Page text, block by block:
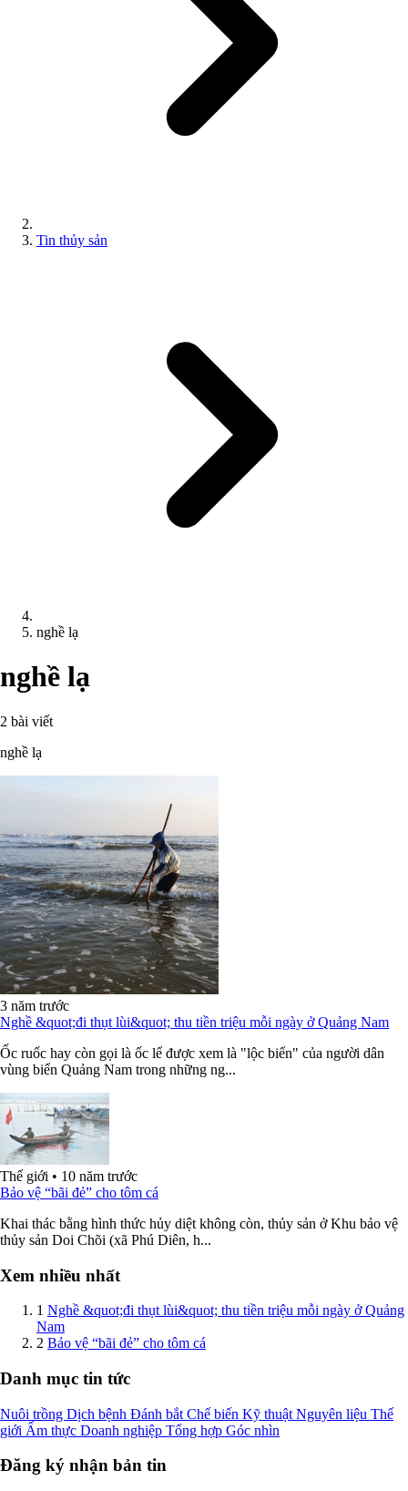
Tin thủy sản
nghề lạ
nghề lạ
2 bài viết
nghề lạ
3 năm trước
Nghề &quot;đi thụt lùi&quot; thu tiền triệu mỗi ngày ở Quảng Nam
Ốc ruốc hay còn gọi là ốc lể được xem là "lộc biển" của người dân
vùng biển Quảng Nam trong những ng...
Thế giới • 10 năm trước
Bảo vệ “bãi đẻ” cho tôm cá
Khai thác bằng hình thức hủy diệt không còn, thủy sản ở Khu bảo vệ
thủy sản Doi Chõi (xã Phú Diên, h...
Xem nhiều nhất
1 Nghề &quot;đi thụt lùi&quot; thu tiền triệu mỗi ngày ở Quảng
Nam
2 Bảo vệ “bãi đẻ” cho tôm cá
Danh mục tin tức
Nuôi trồng Dịch bệnh Đánh bắt Chế biến Kỹ thuật Nguyên liệu Thế
giới Ẩm thực Doanh nghiệp Tổng hợp Góc nhìn
Đăng ký nhận bản tin